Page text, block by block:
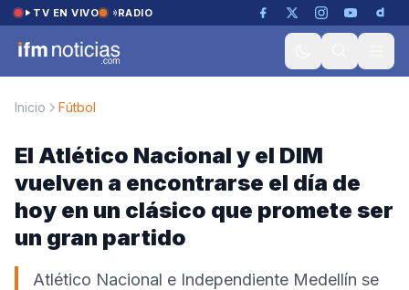
Saltar al contenido
TV EN VIVO RADIO
Inicio Fútbol
El Atlético Nacional y el DIM
vuelven a encontrarse el día de
hoy en un clásico que promete ser
un gran partido
Atlético Nacional e Independiente Medellín se